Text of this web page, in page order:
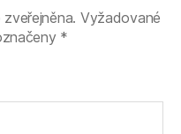
Vyžadované
*